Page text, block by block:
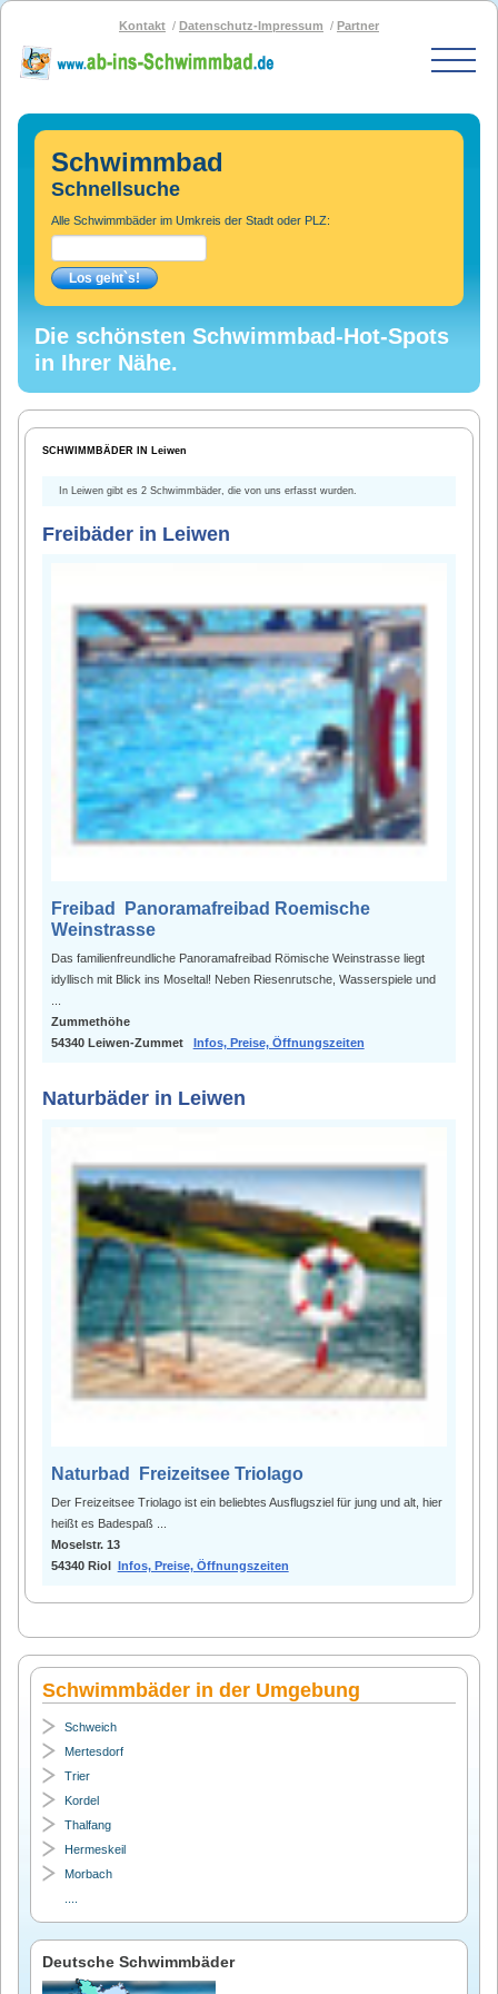
Kontakt Datenschutz-Impressum Partner
Start
Schwimmbad-Karte
Bäder nach PLZ
Bäder nach Stadt
SOS-Schwimmbad
Blog
Bad melden
Schwimmbad
Schnellsuche
Alle Schwimmbäder im Umkreis der Stadt oder PLZ:
Die schönsten Schwimmbad-Hot-Spots
in Ihrer Nähe.
SCHWIMMBÄDER IN Leiwen
In Leiwen gibt es 2 Schwimmbäder, die von uns erfasst wurden.
Freibäder in Leiwen
Freibad Panoramafreibad Roemische
Weinstrasse
Das familienfreundliche Panoramafreibad Römische Weinstrasse liegt
idyllisch mit Blick ins Moseltal! Neben Riesenrutsche, Wasserspiele und
Zummethöhe
54340 Leiwen-Zummet
Infos, Preise, Öffnungszeiten
Naturbäder in Leiwen
Naturbad Freizeitsee Triolago
Der Freizeitsee Triolago ist ein beliebtes Ausflugsziel für jung und alt, hier
heißt es Badespaß ...
Moselstr. 13
54340 Riol Infos, Preise, Öffnungszeiten
Schwimmbäder in der Umgebung
Schweich
Mertesdorf
Trier
Kordel
Thalfang
Hermeskeil
Morbach
Deutsche Schwimmbäder